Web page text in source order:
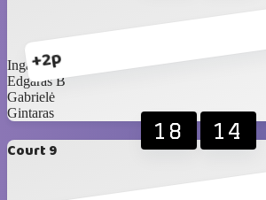
+2p
Inga J
Edgaras B
Gabrielė
Gintaras
Court 9
18 14